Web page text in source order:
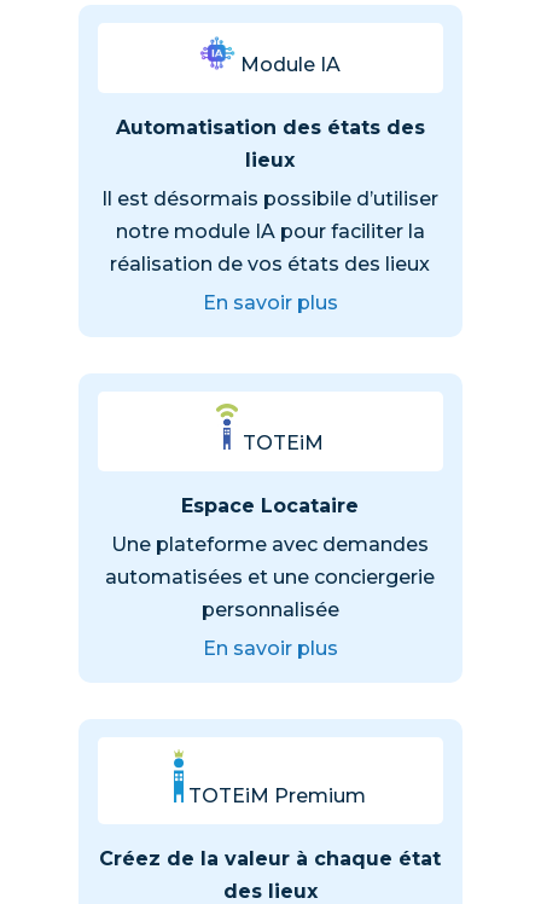
Module IA
Automatisation des états des
lieux
Il est désormais possibile d’utiliser
notre module IA pour faciliter la
réalisation de vos états des lieux
En savoir plus
TOTEiM
Espace Locataire
Une plateforme avec demandes
automatisées et une conciergerie
personnalisée
En savoir plus
TOTEiM Premium
Créez de la valeur à chaque état
des lieux